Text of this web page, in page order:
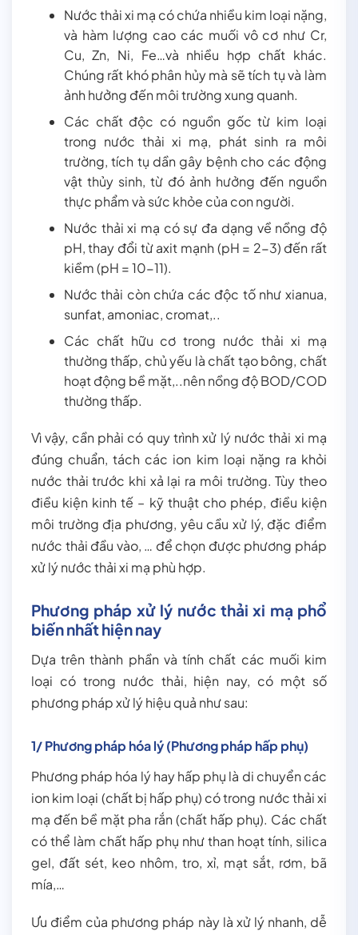
Nước thải xi mạ có chứa nhiều kim loại nặng,
và hàm lượng cao các muối vô cơ như Cr,
Cu, Zn, Ni, Fe…và nhiều hợp chất khác.
Chúng rất khó phân hủy mà sẽ tích tụ và làm
ảnh hưởng đến môi trường xung quanh.
Các chất độc có nguồn gốc từ kim loại
trong nước thải xi mạ, phát sinh ra môi
trường, tích tụ dần gây bệnh cho các động
vật thủy sinh, từ đó ảnh hưởng đến nguồn
thực phẩm và sức khỏe của con người.
Nước thải xi mạ có sự đa dạng về nồng độ
pH, thay đổi từ axit mạnh (pH = 2-3) đến rất
kiềm (pH = 10-11).
Nước thải còn chứa các độc tố như xianua,
sunfat, amoniac, cromat,..
Các chất hữu cơ trong nước thải xi mạ
thường thấp, chủ yếu là chất tạo bông, chất
hoạt động bề mặt,..nên nồng độ BOD/COD
thường thấp.
Vì vậy, cần phải có quy trình xử lý nước thải xi mạ
đúng chuẩn, tách các ion kim loại nặng ra khỏi
nước thải trước khi xả lại ra môi trường. Tùy theo
điều kiện kinh tế – kỹ thuật cho phép, điều kiện
môi trường địa phương, yêu cầu xử lý, đặc điểm
nước thải đầu vào, … để chọn được phương pháp
xử lý nước thải xi mạ phù hợp.
Phương pháp xử lý nước thải xi mạ phổ
biến nhất hiện nay
Dựa trên thành phần và tính chất các muối kim
loại có trong nước thải, hiện nay, có một số
phương pháp xử lý hiệu quả như sau:
1/ Phương pháp hóa lý (Phương pháp hấp phụ)
Phương pháp hóa lý hay hấp phụ là di chuyển các
ion kim loại (chất bị hấp phụ) có trong nước thải xi
mạ đến bề mặt pha rắn (chất hấp phụ). Các chất
có thể làm chất hấp phụ như than hoạt tính, silica
gel, đất sét, keo nhôm, tro, xỉ, mạt sắt, rơm, bã
mía,…
Ưu điểm của phương pháp này là xử lý nhanh, dễ